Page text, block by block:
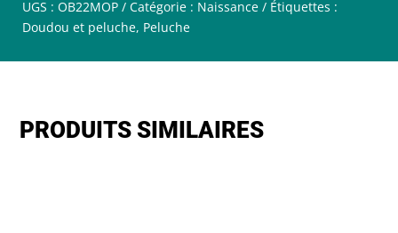
UGS : OB22MOP Catégorie : Naissance
Étiquettes :
Doudou et peluche, Peluche
PRODUITS SIMILAIRES